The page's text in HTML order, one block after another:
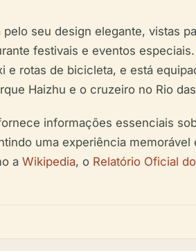
seu design elegante, vistas
festivais e eventos
e rotas de bicicleta, e está
Haizhu e o cruzeiro no Rio
informações essenciais
uma experiência
a Wikipedia, o Relatório Oficial